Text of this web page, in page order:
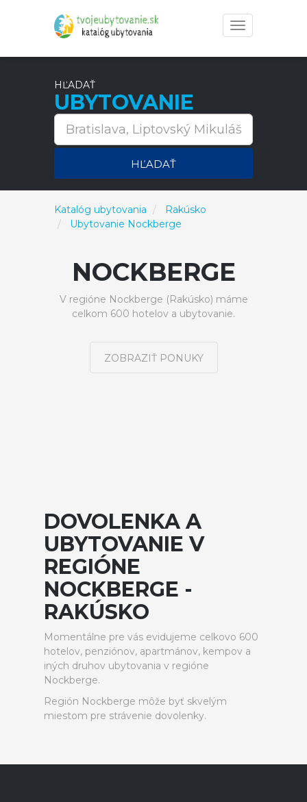
Toggle
navigation
HĽADAŤ
UBYTOVANIE
HĽADAŤ
Katalóg ubytovania
Rakúsko
Ubytovanie Nockberge
NOCKBERGE
V regióne Nockberge (Rakúsko) máme
celkom 600 hotelov a ubytovanie.
ZOBRAZIŤ PONUKY
DOVOLENKA A
UBYTOVANIE V
REGIÓNE
NOCKBERGE -
RAKÚSKO
Momentálne pre vás evidujeme celkovo 600
hotelov, penziónov, apartmánov, kempov a
iných druhov ubytovania v regióne
Nockberge.
Región Nockberge môže byť skvelým
miestom pre strávenie dovolenky.